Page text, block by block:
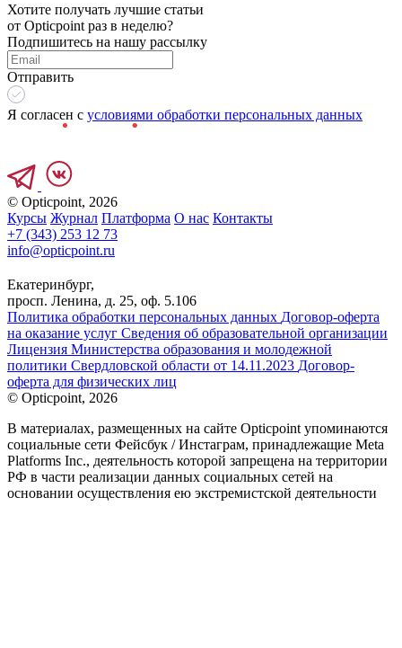
Хотите получать лучшие статьи
от Opticpoint раз в неделю?
Подпишитесь на нашу рассылку
Отправить
Я согласен с условиями обработки персональных данных
© Opticpoint, 2026
Курсы Журнал Платформа О нас Контакты
+7 (343) 253 12 73
info@opticpoint.ru
Екатеринбург,
просп. Ленина, д. 25, оф. 5.106
Политика обработки персональных данных Договор-оферта
на оказание услуг Сведения об образовательной организации
Лицензия Министерства образования и молодежной
политики Свердловской области от 14.11.2023 Договор-
оферта для физических лиц
© Opticpoint, 2026
В материалах, размещенных на сайте Opticpoint упоминаются
социальные сети Фейсбук / Инстаграм, принадлежащие Meta
Platforms Inc., деятельность которой запрещена на территории
РФ в части реализации данных социальных сетей на
основании осуществления ею экстремистской деятельности